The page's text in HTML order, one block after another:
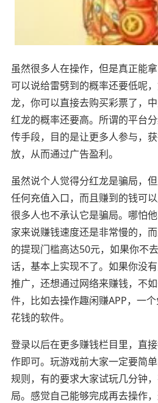
虽然很多人在操作，但是真正能
可以说给雷劈到的概率还要低呢
龙，你可以直接去购买彩票了，
红龙的概率还要高。所谓的平台
传手段，目的是让更多人参与，
放，从而通过广告盈利。
虽然说个人觉得分红龙是骗局，
任何充值入口，而且赚到的钱可
很多人也不承认它是骗局。哪怕
家来说赚钱速度还是非常慢的，
的提现门槛高达50元，如果你不
话，基本上实现不了。如果你没
推广，还想通过网络来赚钱，不
件，比如去操作趣闲赚APP，一
花钱的软件。
登录以后在更多赚钱栏目里，直
作即可。玩游戏前大家一定要简
规则，有的要求大家试玩几分钟
局。感觉自己能够完成再去操作